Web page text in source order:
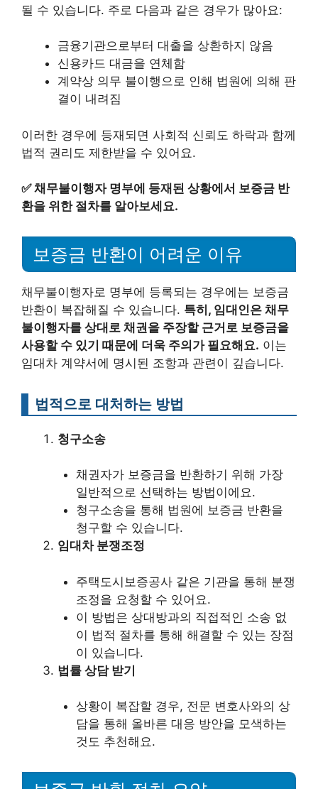
될 수 있습니다. 주로 다음과 같은 경우가 많아요:
금융기관으로부터 대출을 상환하지 않음
신용카드 대금을 연체함
계약상 의무 불이행으로 인해 법원에 의해 판
결이 내려짐
이러한 경우에 등재되면 사회적 신뢰도 하락과 함께
법적 권리도 제한받을 수 있어요.
✅채무불이행자 명부에 등재된 상황에서 보증금 반
환을 위한 절차를 알아보세요.
보증금 반환이 어려운 이유
채무불이행자로 명부에 등록되는 경우에는 보증금
반환이 복잡해질 수 있습니다. 특히, 임대인은 채무
불이행자를 상대로 채권을 주장할 근거로 보증금을
사용할 수 있기 때문에 더욱 주의가 필요해요. 이는
임대차 계약서에 명시된 조항과 관련이 깊습니다.
법적으로 대처하는 방법
청구소송
채권자가 보증금을 반환하기 위해 가장
일반적으로 선택하는 방법이에요.
청구소송을 통해 법원에 보증금 반환을
청구할 수 있습니다.
임대차 분쟁조정
주택도시보증공사 같은 기관을 통해 분쟁
조정을 요청할 수 있어요.
이 방법은 상대방과의 직접적인 소송 없
이 법적 절차를 통해 해결할 수 있는 장점
이 있습니다.
법률 상담 받기
상황이 복잡할 경우, 전문 변호사와의 상
담을 통해 올바른 대응 방안을 모색하는
것도 추천해요.